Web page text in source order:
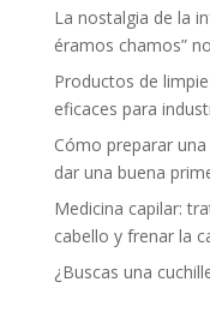
La nostalgia de la
éramos chamos”
Productos de
eficaces para
Cómo preparar
dar una buena
Medicina capilar:
cabello y frenar la
¿Buscas una